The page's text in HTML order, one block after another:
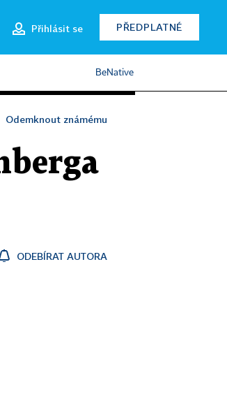
Přihlásit se PŘEDPLATNÉ
BeNative
Odemknout známému
ODEBÍRAT AUTORA